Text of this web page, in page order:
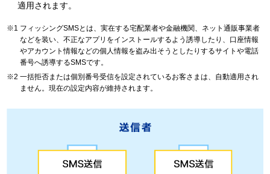
適用されます。
フィッシングSMSとは、実在する宅配業者や金融機関、ネット通販事業者
などを装い、不正なアプリをインストールするよう誘導したり、口座情報
やアカウント情報などの個人情報を盗み出そうとしたりするサイトや電話
番号へ誘導するSMSです。
一括拒否または個別番号受信を設定されているお客さまは、自動適用され
ません。現在の設定内容が維持されます。